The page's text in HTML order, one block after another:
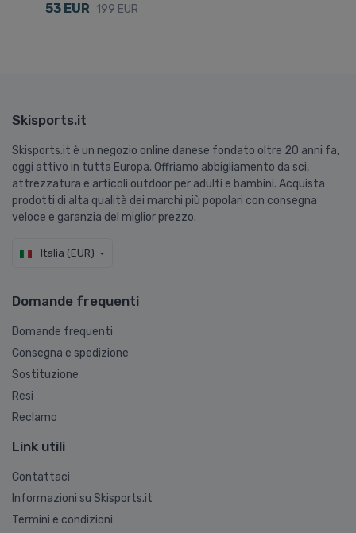
53 EUR 199 EUR
Skisports.it
Skisports.it è un negozio online danese fondato oltre 20 anni fa,
oggi attivo in tutta Europa. Offriamo abbigliamento da sci,
attrezzatura e articoli outdoor per adulti e bambini. Acquista
prodotti di alta qualità dei marchi più popolari con consegna
veloce e garanzia del miglior prezzo.
Italia (EUR)
Domande frequenti
Domande frequenti
Consegna e spedizione
Sostituzione
Resi
Reclamo
Link utili
Contattaci
Informazioni su Skisports.it
Termini e condizioni